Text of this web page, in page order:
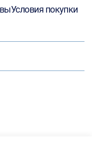
Условия покупки